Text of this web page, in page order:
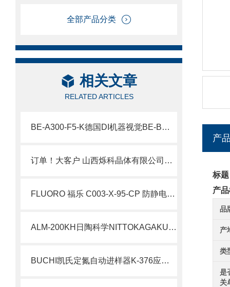
全部产品分类
相关文章
RELATED ARTICLES
BE-A300-F5-K德国DI机器视觉BE-B条形灯北崎热卖
订单！大客户 山西烁科晶体有限公司订购YAMADA晶圆缺陷检查灯YP-250I
FLUORO 福乐 C003-X-95-CP 防静电吸笔 5 寸硅晶圆精密拾取现货 简介
ALM-200KH日陶科学NITTOKAGAKU配备变速数字定时器小型电炉工作原理
BUCHI凯氏定氮自动进样器K-376应用与特点
产
标
产
品
产
类
是
关